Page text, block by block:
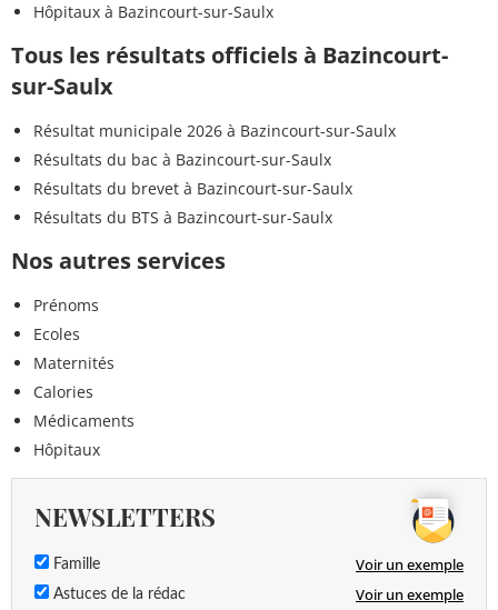
Hôpitaux à Bazincourt-sur-Saulx
Tous les résultats officiels à Bazincourt-
sur-Saulx
Résultat municipale 2026 à Bazincourt-sur-Saulx
Résultats du bac à Bazincourt-sur-Saulx
Résultats du brevet à Bazincourt-sur-Saulx
Résultats du BTS à Bazincourt-sur-Saulx
Nos autres services
Prénoms
Ecoles
Maternités
Calories
Médicaments
Hôpitaux
NEWSLETTERS
Famille Voir un exemple
Astuces de la rédac Voir un exemple